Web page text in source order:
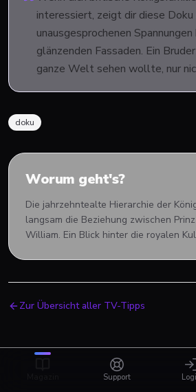
interessiert, zeigt dir diese Doku
unausgesprochenen
glänzenden Fassaden. Ein
ganze Welt sehen wollte, nur
doku
Worum geht's?
Die jahrzehntealte Hierarchie der
langsam die Beziehung zwischen
William. Ein Blick hinter die royalen
Zur Übersicht aller TV-Tipps
Support